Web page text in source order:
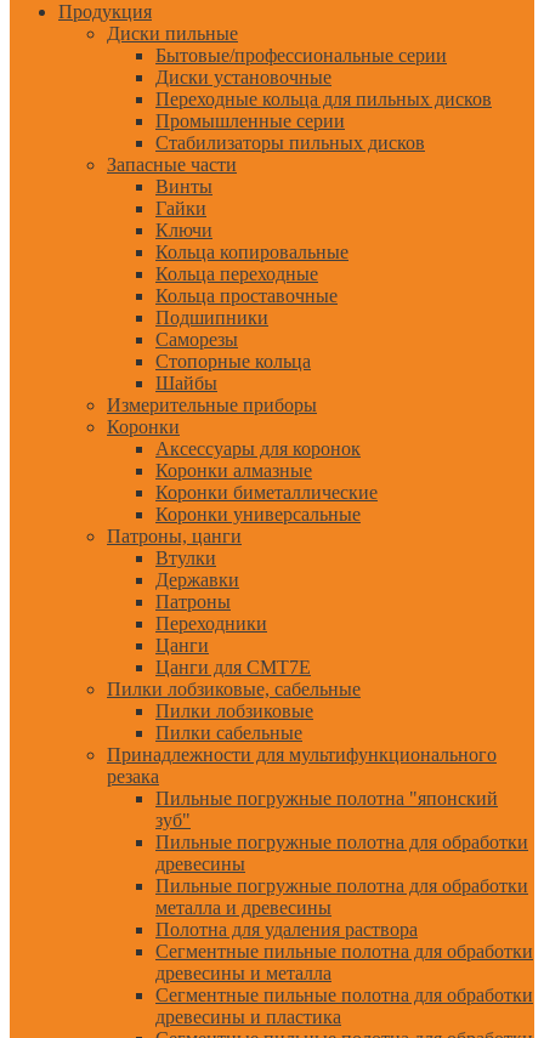
Продукция
Диски пильные
Бытовые/профессиональные серии
Диски установочные
Переходные кольца для пильных дисков
Промышленные серии
Стабилизаторы пильных дисков
Запасные части
Винты
Гайки
Ключи
Кольца копировальные
Кольца переходные
Кольца проставочные
Подшипники
Саморезы
Стопорные кольца
Шайбы
Измерительные приборы
Коронки
Аксессуары для коронок
Коронки алмазные
Коронки биметаллические
Коронки универсальные
Патроны, цанги
Втулки
Державки
Патроны
Переходники
Цанги
Цанги для CMT7E
Пилки лобзиковые, сабельные
Пилки лобзиковые
Пилки сабельные
Принадлежности для мультифункционального
резака
Пильные погружные полотна "японский
зуб"
Пильные погружные полотна для обработки
древесины
Пильные погружные полотна для обработки
металла и древесины
Полотна для удаления раствора
Сегментные пильные полотна для обработки
древесины и металла
Сегментные пильные полотна для обработки
древесины и пластика